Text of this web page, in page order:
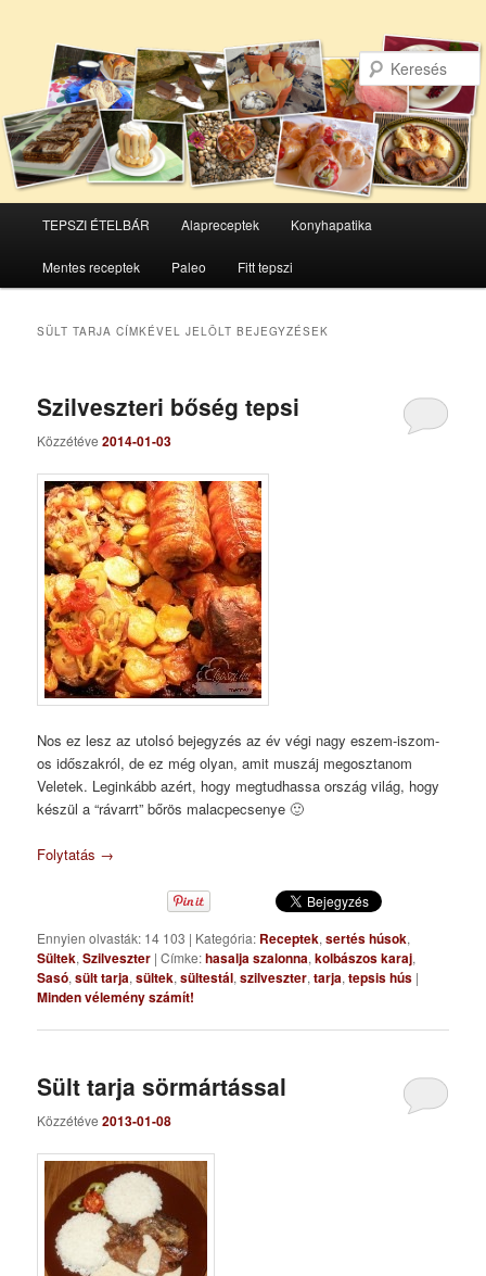
Tovább
az
Tovább
a
másodlagos
TEPSZI ÉTELBÁR Alapreceptek Konyhapatika
Mentes receptek Paleo Fitt tepszi
SÜLT TARJA CÍMKÉVEL JELÖLT BEJEGYZÉSEK
Szilveszteri bőség tepsi
Közzétéve2014-01-03
Nos ez lesz az utolsó bejegyzés az év végi nagy eszem-iszom-
os időszakról, de ez még olyan, amit muszáj megosztanom
Veletek. Leginkább azért, hogy megtudhassa ország világ, hogy
készül a “rávarrt” bőrös malacpecsenye 🙂
Folytatás →
Ennyien olvasták: 14 103 | Kategória: Receptek,sertés húsok,
Sültek,Szilveszter |Címke:hasalja szalonna,kolbászos karaj,
Sasó,sült tarja,sültek,sültestál,szilveszter,tarja,tepsis hús |
Minden vélemény számít!
Sült tarja sörmártással
Közzétéve2013-01-08